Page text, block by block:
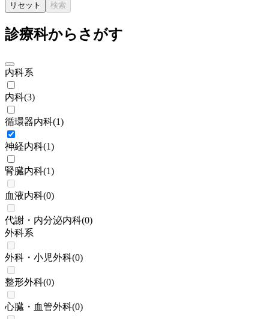
リセット 検索
診療科からさがす
内科系
内科(3)
循環器内科(1)
神経内科(1)
腎臓内科(1)
血液内科(0)
代謝・内分泌内科(0)
外科系
外科・小児外科(0)
整形外科(0)
心臓・血管外科(0)